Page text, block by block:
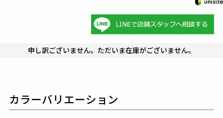
申し訳ございません。ただいま在庫がございません。
カラーバリエーション